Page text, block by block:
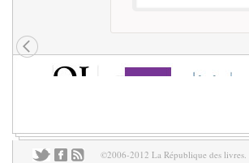
©2006-2012 La République des